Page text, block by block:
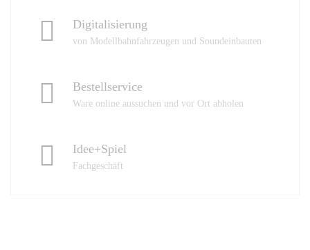
Digitalisierung
von Modellbahnfahrzeugen und Soundeinbauten
Bestellservice
Ware online aussuchen und vor Ort abholen
Idee+Spiel
Fachgeschäft